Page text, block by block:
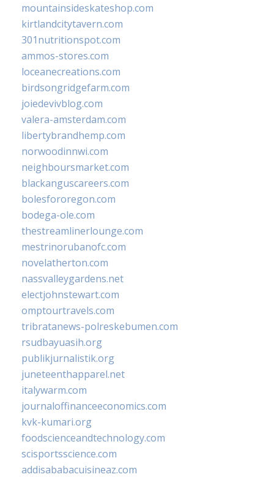
mountainsideskateshop.com
kirtlandcitytavern.com
301nutritionspot.com
ammos-stores.com
loceanecreations.com
birdsongridgefarm.com
joiedevivblog.com
valera-amsterdam.com
libertybrandhemp.com
norwoodinnwi.com
neighboursmarket.com
blackanguscareers.com
bolesfororegon.com
bodega-ole.com
thestreamlinerlounge.com
mestrinorubanofc.com
novelatherton.com
nassvalleygardens.net
electjohnstewart.com
omptourtravels.com
tribratanews-polreskebumen.com
rsudbayuasih.org
publikjurnalistik.org
juneteenthapparel.net
italywarm.com
journaloffinanceeconomics.com
kvk-kumari.org
foodscienceandtechnology.com
scisportsscience.com
addisababacuisineaz.com